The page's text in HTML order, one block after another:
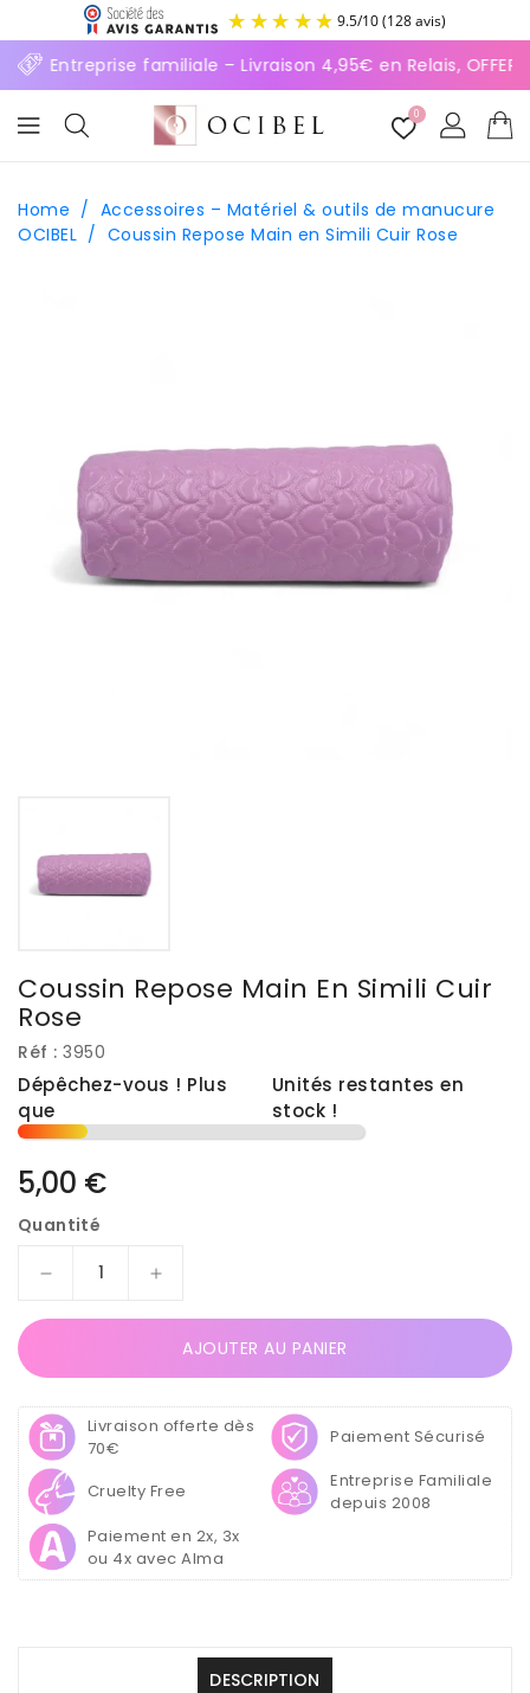
9.5/10
⚡ Entreprise familiale – Livraison 4,95€ en Relais,
0
Home / Accessoires – Matériel & outils de manucure
OCIBEL / Coussin Repose Main en Simili Cuir Rose
Coussin Repose Main En Simili Cuir
Rose
Réf : 3950
Dépêchez-vous ! Plus
que
Unités restantes en
stock !
Prix
habituel
5,00 €
Quantité
Réduire
Coussin
Repose
Main
en
Simili
Cuir
Rose
Augmenter
Coussin
Repose
Main
Simili
Rose
AJOUTER AU PANIER
Livraison offerte dès
70€
Paiement Sécurisé
Cruelty Free
Entreprise Familiale
depuis 2008
Paiement en 2x, 3x
ou 4x avec Alma
DESCRIPTION